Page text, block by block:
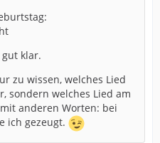
klar.
zu wissen, welches Lied
sondern welches Lied am
anderen Worten: bei
ich gezeugt.